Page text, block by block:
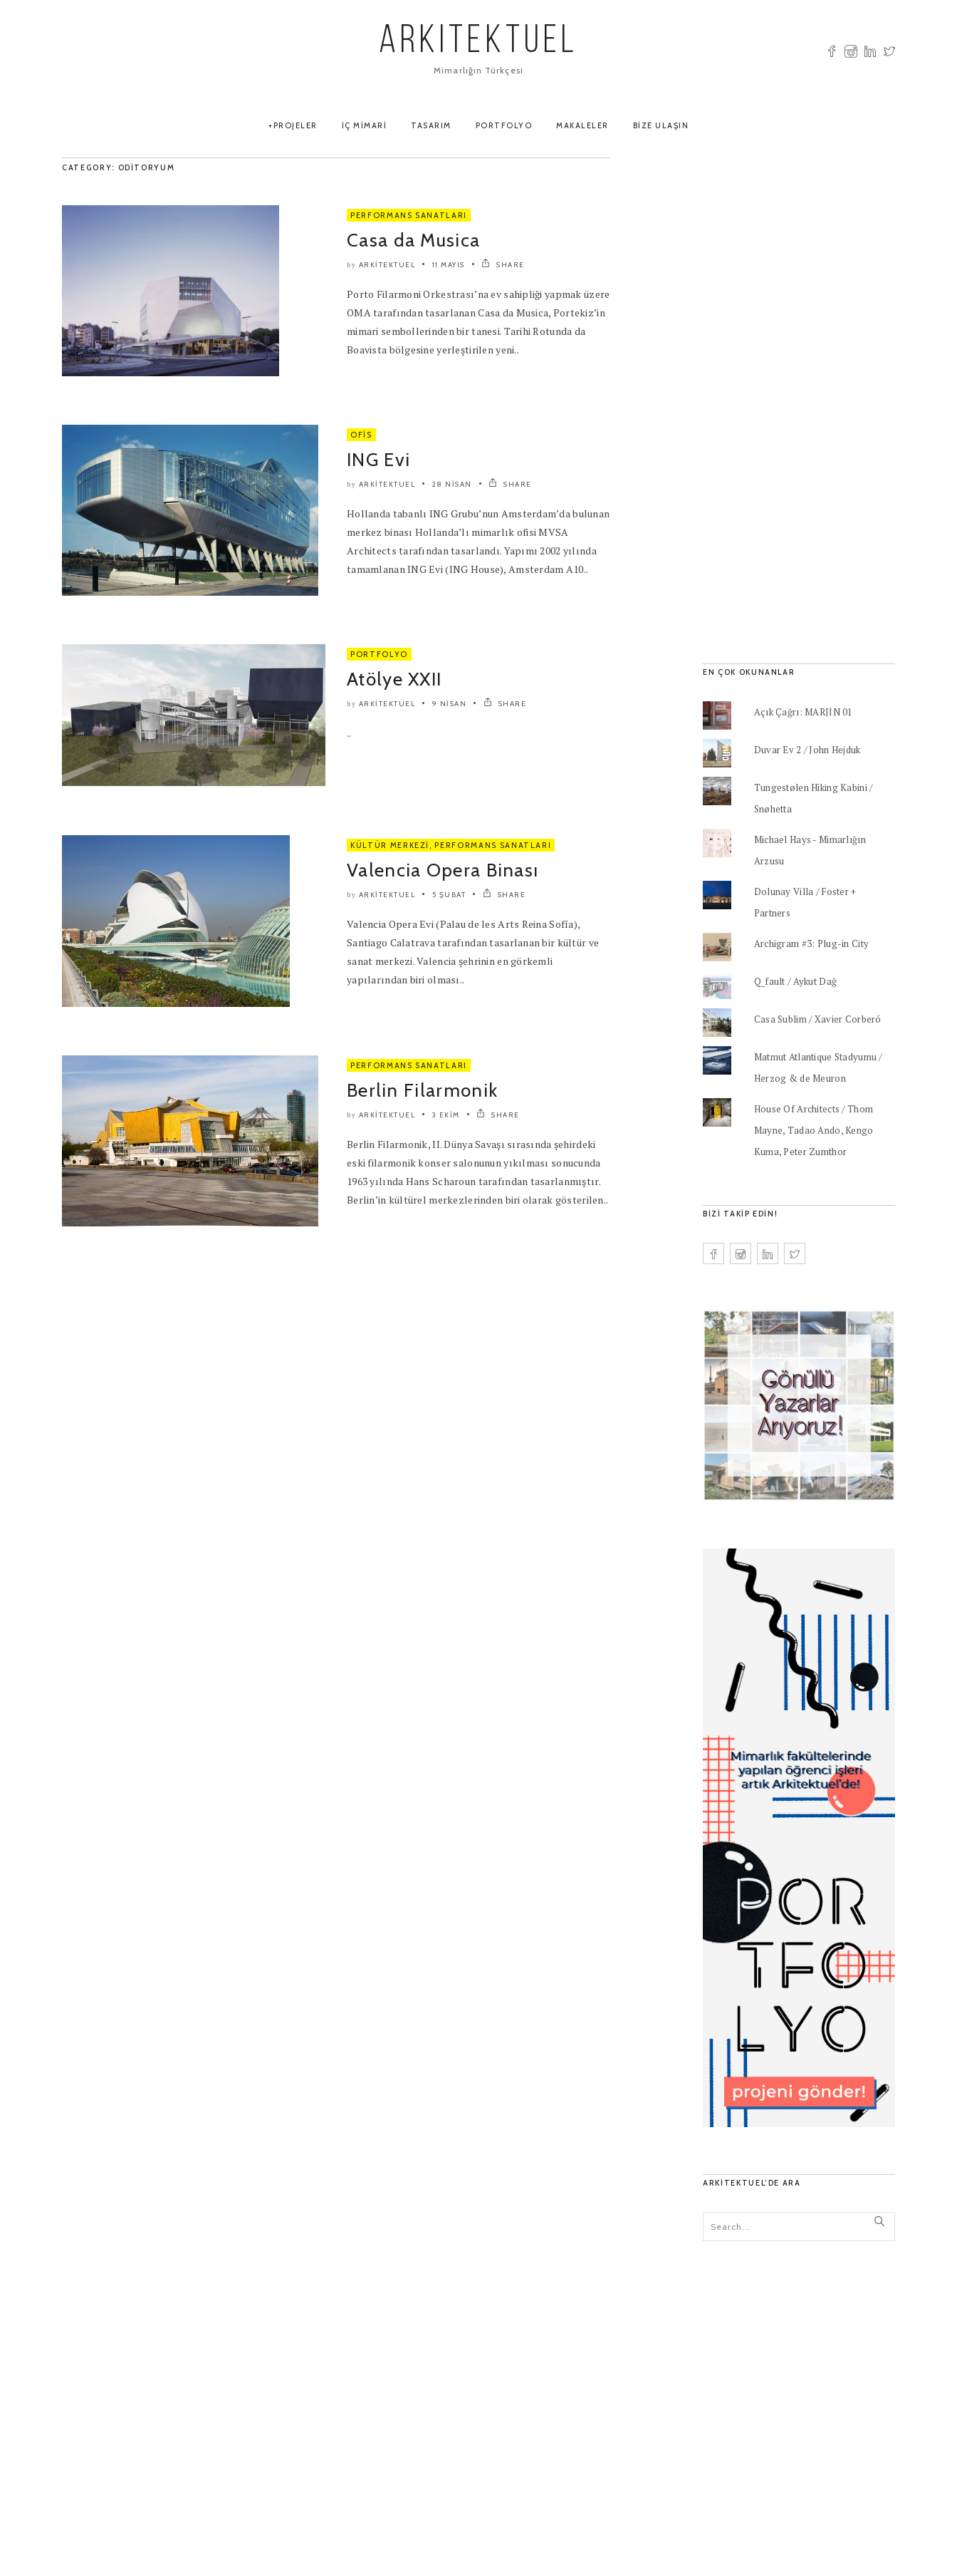
ARKITEKTUEL
Mimarlığın Türkçesi
PROJELER İÇ MIMARI TASARIM PORTFOLYO MAKALELER BIZE ULAŞIN
CATEGORY: ODITORYUM
PERFORMANS SANATLARI
Casa da Musica
by ARKITEKTUEL 11 MAYIS SHARE
Porto Filarmoni Orkestrası’na ev sahipliği yapmak üzere
OMA tarafından tasarlanan Casa da Musica, Portekiz’in
mimari sembollerinden bir tanesi. Tarihi Rotunda da
Boavista bölgesine yerleştirilen yeni..
OFIS
ING Evi
by ARKITEKTUEL 28 NISAN SHARE
Hollanda tabanlı ING Grubu’nun Amsterdam’da bulunan
merkez binası Hollanda’lı mimarlık ofisi MVSA
Architects tarafından tasarlandı. Yapımı 2002 yılında
tamamlanan ING Evi (ING House), Amsterdam A10..
PORTFOLYO
Atölye XXII
by ARKITEKTUEL 9 NISAN SHARE
..
KÜLTÜR MERKEZI , PERFORMANS SANATLARI
Valencia Opera Binası
by ARKITEKTUEL 5 ŞUBAT SHARE
Valencia Opera Evi (Palau de les Arts Reina Sofía),
Santiago Calatrava tarafından tasarlanan bir kültür ve
sanat merkezi. Valencia şehrinin en görkemli
yapılarından biri olması..
PERFORMANS SANATLARI
Berlin Filarmonik
by ARKITEKTUEL 3 EKIM SHARE
Berlin Filarmonik, II. Dünya Savaşı sırasında şehirdeki
eski filarmonik konser salonunun yıkılması sonucunda
1963 yılında Hans Scharoun tarafından tasarlanmıştır.
Berlin’in kültürel merkezlerinden biri olarak gösterilen..
EN ÇOK OKUNANLAR
Açık Çağrı: MARJİN 01
Duvar Ev 2 / John Hejduk
Tungestølen Hiking Kabini /
Snøhetta
Michael Hays - Mimarlığın
Arzusu
Dolunay Villa / Foster +
Partners
Archigram #3: Plug-in City
Q_fault / Aykut Dağ
Casa Sublim / Xavier Corberó
Matmut Atlantique Stadyumu /
Herzog & de Meuron
House Of Architects / Thom
Mayne, Tadao Ando, Kengo
Kuma, Peter Zumthor
BIZI TAKIP EDIN!
ARKITEKTUEL’DE ARA